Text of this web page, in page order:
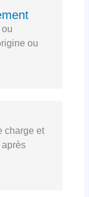
ou
charge et